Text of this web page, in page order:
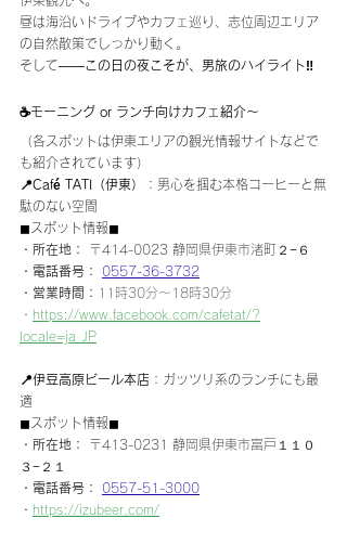
昼は海沿いドライブやカフェ巡り、志位周辺エリア
の自然散策でしっかり動く。
そして——この日の夜こそが、男旅のハイライト‼️
☕️モーニング or ランチ向けカフェ紹介〜
（各スポットは伊東エリアの観光情報サイトなどで
も紹介されています）
📍Café TATI （伊東）
：男心を掴む本格コーヒーと無
駄のない空間
◼︎スポット情報◼︎
・ 所在地 ： 〒414-0023 静岡県伊東市渚町２−６
・電話番号： 0557-36-3732
・営業時間： 11時30分～18時30分
・ https://www.facebook.com/cafetat/?
locale=ja_JP
📍伊豆高原ビール本店 ：ガッツリ系のランチにも最
適
◼︎スポット情報◼︎
・ 所在地 ： 〒413-0231 静岡県伊東市富戸１１０
３−２１
・電話番号： 0557-51-3000
・ https://izubeer.com/